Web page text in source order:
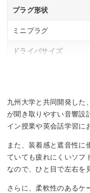
プラグ形状
ミニプラグ
ドライバサイズ
1.2 m
–
リケーブル
九州大学と共同開発した
が聞き取りやすい音響設
イン授業や英会話学習に
また、装着感と遮音性に
ていても疲れにくいソフ
なので、ひと目で左右を
さらに、柔軟性のあるケ